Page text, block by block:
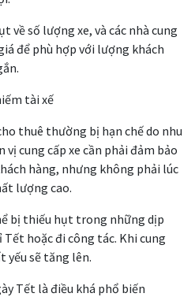
về số lượng xe, và các nhà cung
để phù hợp với lượng khách
tài xế
thuê thường bị hạn chế do nhu
vị cung cấp xe cần phải đảm bảo
hàng, nhưng không phải lúc
lượng cao.
bị thiếu hụt trong những dịp
Tết hoặc đi công tác. Khi cung
yếu sẽ tăng lên.
Tết là điều khá phổ biến